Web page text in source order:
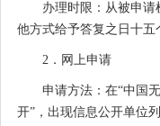
办理时限：从被申请
他方式给予答复之日十五
2．网上申请
申请方法：在“中国无
开”，出现信息公开单位